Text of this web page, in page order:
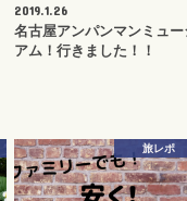
2019.1.26
名古屋アンパンマンミュー
アム！行きました！！
旅レポ